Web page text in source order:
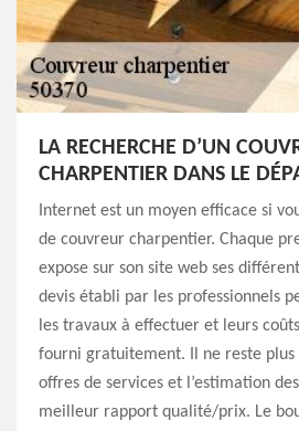
LA RECHERCHE D’UN
CHARPENTIER DANS LE
Internet est un moyen efficace si
de couvreur charpentier. Chaque
expose sur son site web ses
devis établi par les professionnels
les travaux à effectuer et leurs
fourni gratuitement. Il ne reste plus
offres de services et l’estimation
meilleur rapport qualité/prix. Le